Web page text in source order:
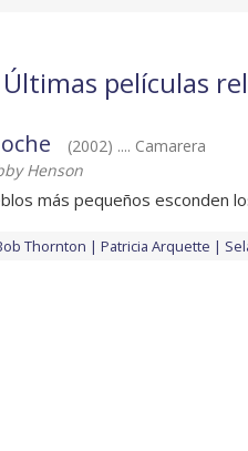
películas
(2002) .... Camarera
Henson
más pequeños esconden
Thornton Patricia Arquette